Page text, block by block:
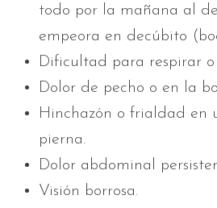
todo por la mañana al
empeora en decúbito
Dificultad para respirar
Dolor de pecho o en la
Hinchazón o frialdad en
pierna.
Dolor abdominal
Visión borrosa.